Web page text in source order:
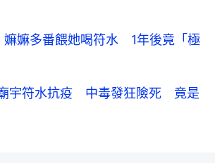
嫲嫲多番餵她喝符水 1年後竟「極
宇符水抗疫 中毒發狂險死 竟是